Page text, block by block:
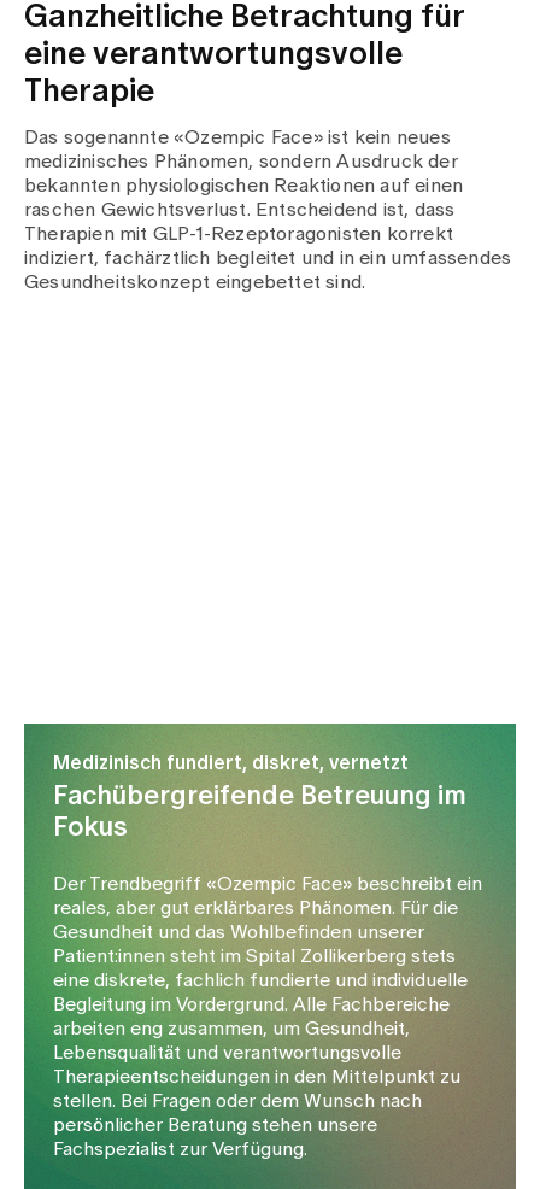
Ganzheitliche Betrachtung für
eine verantwortungsvolle
Therapie
Das sogenannte «Ozempic Face» ist kein neues
medizinisches Phänomen, sondern Ausdruck der
bekannten physiologischen Reaktionen auf einen
raschen Gewichtsverlust. Entscheidend ist, dass
Therapien mit GLP-1-Rezeptoragonisten korrekt
indiziert, fachärztlich begleitet und in ein umfassendes
Gesundheitskonzept eingebettet sind.
Medizinisch fundiert, diskret, vernetzt
Fachübergreifende Betreuung im
Fokus
Der Trendbegriff «Ozempic Face» beschreibt ein
reales, aber gut erklärbares Phänomen. Für die
Gesundheit und das Wohlbefinden unserer
Patient:innen steht im Spital Zollikerberg stets
eine diskrete, fachlich fundierte und individuelle
Begleitung im Vordergrund. Alle Fachbereiche
arbeiten eng zusammen, um Gesundheit,
Lebensqualität und verantwortungsvolle
Therapieentscheidungen in den Mittelpunkt zu
stellen. Bei Fragen oder dem Wunsch nach
persönlicher Beratung stehen unsere
Fachspezialist zur Verfügung.